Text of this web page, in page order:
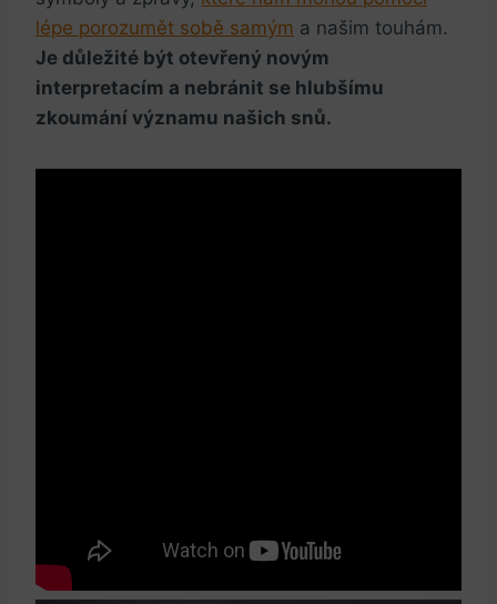
⁤lépe porozumět sobě samým ‍a ​našim ‌touhám. ⁤
Je důležité být otevřený novým
interpretacím a nebránit se hlubšímu
zkoumání ⁣významu našich snů.